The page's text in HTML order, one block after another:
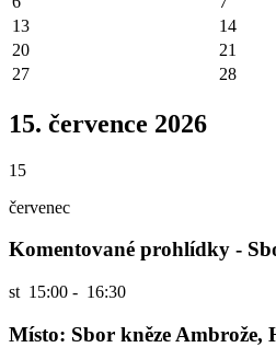
13
14
20
21
27
28
15. července 2026
15
červenec
Komentované prohlídky -
st 15:00 - 16:30
Místo: Sbor kněze Ambrože,